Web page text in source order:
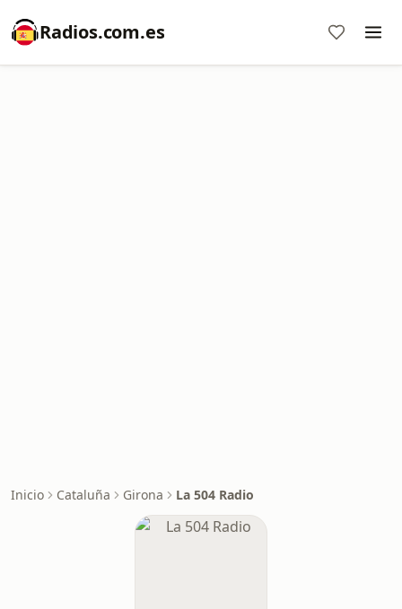
Radios.com.es
Inicio Cataluña Girona La 504 Radio